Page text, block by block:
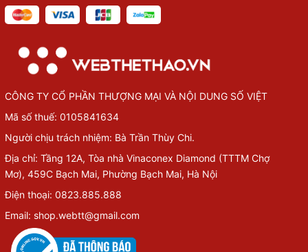
CÔNG TY CỔ PHẦN THƯỢNG MẠI VÀ NỘI DUNG SỐ VIỆT
Mã số thuế: 0105841634
Người chịu trách nhiệm: Bà Trần Thùy Chi.
Địa chỉ: Tầng 12A, Tòa nhà Vinaconex Diamond (TTTM Chợ
Mơ), 459C Bạch Mai, Phường Bạch Mai, Hà Nội
Điện thoại: 0823.885.888
Email: shop.webtt@gmail.com